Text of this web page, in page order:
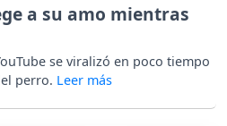
a su amo mientras
se viralizó en poco tiempo
perro.